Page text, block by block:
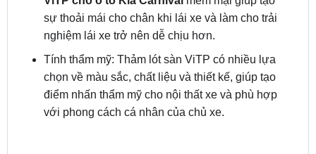
Tính thẩm mỹ: Thảm lót sàn ViTP có nhiều lựa
chọn về màu sắc, chất liệu và thiết kế, giúp tạo
điểm nhấn thẩm mỹ cho nội thất xe và phù hợp
với phong cách cá nhân của chủ xe.